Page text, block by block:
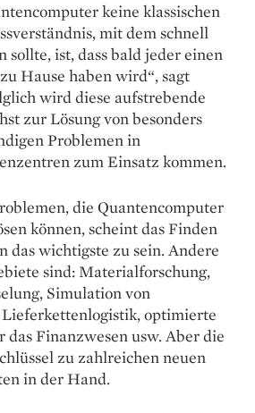
keine klassischen
mit dem schnell
sollte, ist, dass bald jeder einen
Hause haben wird“, sagt
wird diese aufstrebende
zur Lösung von besonders
Problemen in
zum Einsatz kommen.
die Quantencomputer
können, scheint das Finden
das wichtigste zu sein. Andere
sind: Materialforschung,
Simulation von
Lieferkettenlogistik, optimierte
Finanzwesen usw. Aber die
zu zahlreichen neuen
in der Hand.